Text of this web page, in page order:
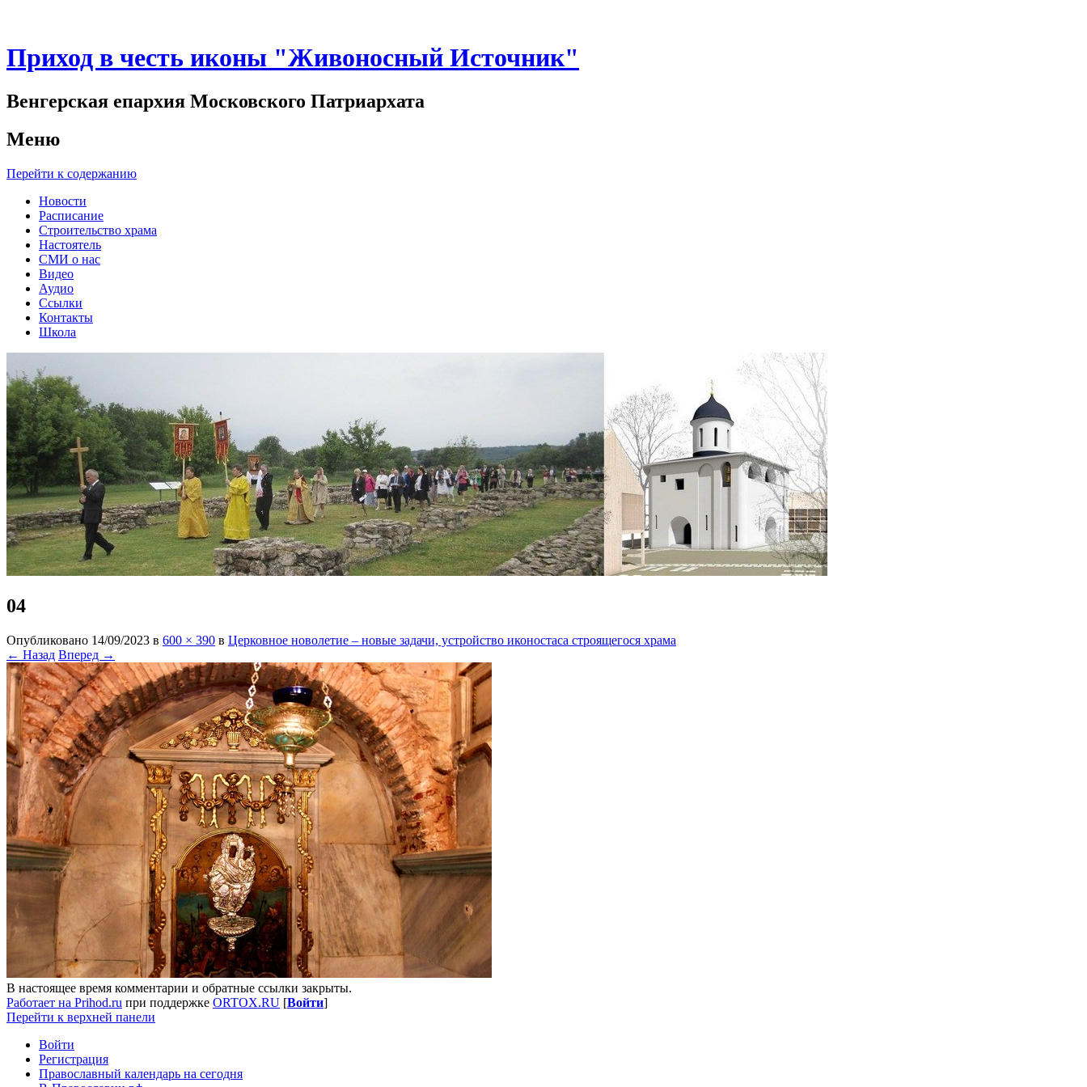
Приход в честь иконы "Живоносный Источник"
Венгерская епархия Московского Патриархата
Меню
Перейти к содержанию
Новости
Расписание
Строительство храма
Настоятель
СМИ о нас
Видео
Аудио
Ссылки
Контакты
Школа
04
Опубликовано 14/09/2023 в 600 × 390 в Церковное новолетие – новые задачи, устройство иконостаса строящегося храма
← Назад Вперед →
В настоящее время комментарии и обратные ссылки закрыты.
Работает на Prihod.ru при поддержке ORTOX.RU [Войти]
Перейти к верхней панели
Войти
Регистрация
Православный календарь на сегодня